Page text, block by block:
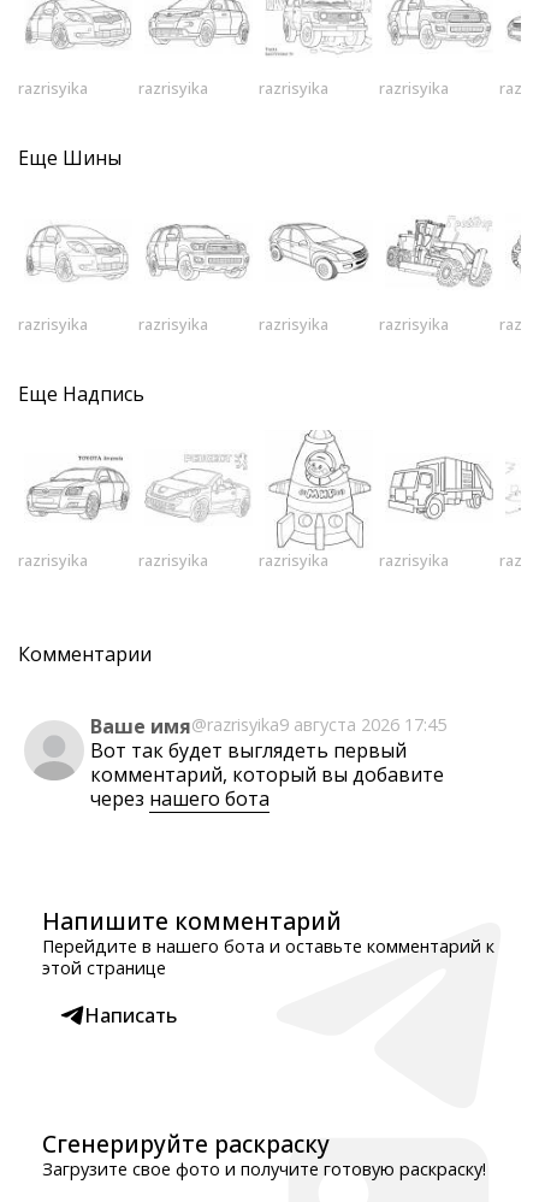
razrisyika razrisyika razrisyika razrisyika
Еще Шины
razrisyika razrisyika razrisyika razrisyika
Еще Надпись
razrisyika razrisyika razrisyika razrisyika
Комментарии
Ваше имя@razrisyika9 августа 2026 17:45
Вот так будет выглядеть первый
комментарий, который вы добавите
через нашего бота
Напишите комментарий
Перейдите в нашего бота и оставьте комментарий к
этой странице
Написать
Сгенерируйте раскраску
Загрузите свое фото и получите готовую раскраску!